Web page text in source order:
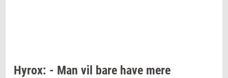
Hyrox: - Man vil bare have mere